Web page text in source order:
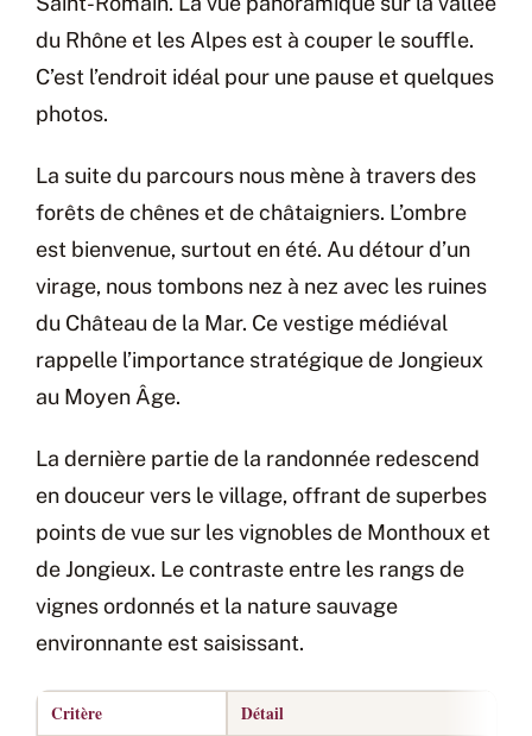
du Rhône et les Alpes est à couper le souffle.
C’est l’endroit idéal pour une pause et quelques
photos.
La suite du parcours nous mène à travers des
forêts de chênes et de châtaigniers. L’ombre
est bienvenue, surtout en été. Au détour d’un
virage, nous tombons nez à nez avec les ruines
du Château de la Mar. Ce vestige médiéval
rappelle l’importance stratégique de Jongieux
au Moyen Âge.
La dernière partie de la randonnée redescend
en douceur vers le village, offrant de superbes
points de vue sur les vignobles de Monthoux et
de Jongieux. Le contraste entre les rangs de
vignes ordonnés et la nature sauvage
environnante est saisissant.
Critère Détail